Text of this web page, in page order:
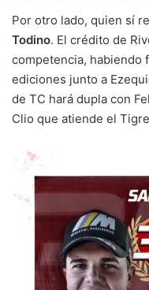
Por otro lado, quien sí
Todino. El crédito de
competencia, habiendo
ediciones junto a
de TC hará dupla con
Clio que atiende el